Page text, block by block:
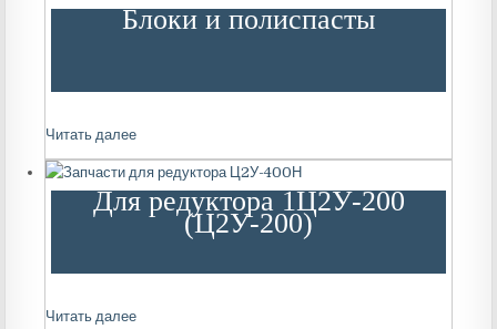
Блоки и полиспасты
Читать далее
Для редуктора 1Ц2У-200
(Ц2У-200)
Читать далее